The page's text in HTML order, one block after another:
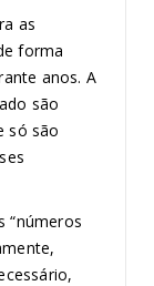
as
forma
anos. A
são
só são
“números